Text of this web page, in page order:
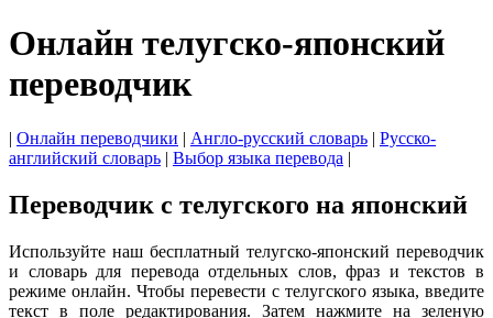
Онлайн телугско-японский
переводчик
| Онлайн переводчики | Англо-русский словарь | Русско-
английский словарь | Выбор языка перевода |
Переводчик с телугского на японский
Используйте наш бесплатный телугско-японский переводчик
и словарь для перевода отдельных слов, фраз и текстов в
режиме онлайн. Чтобы перевести с телугского языка, введите
текст в поле редактирования. Затем нажмите на зеленую